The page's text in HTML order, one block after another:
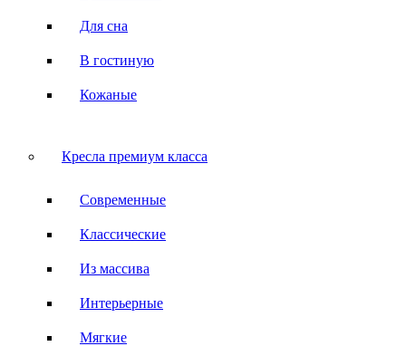
Для сна
В гостиную
Кожаные
Кресла премиум класса
Современные
Классические
Из массива
Интерьерные
Мягкие